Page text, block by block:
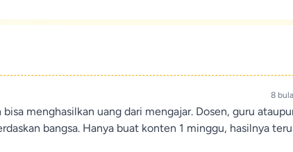
8
menghasilkan uang dari mengajar. Dosen, guru
bangsa. Hanya buat konten 1 minggu, hasilnya